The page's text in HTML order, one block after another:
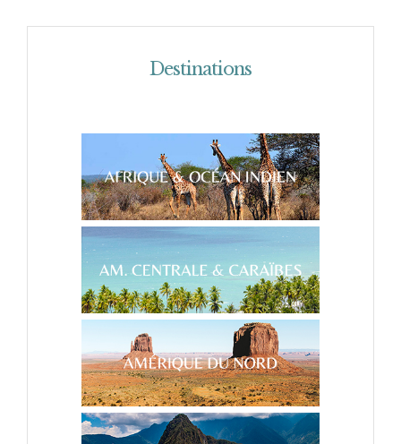
Destinations